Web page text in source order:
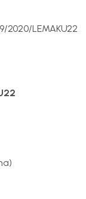
LEMAKU22